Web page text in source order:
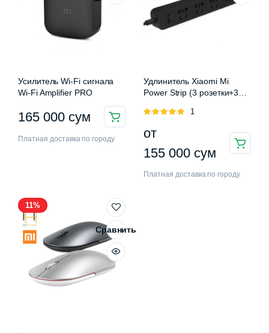
Усилитель Wi-Fi сигнала
Wi-Fi Amplifier PRO
165 000 сум
Платная доставка по городу
Удлинитель Xiaomi Mi
Power Strip (3 розетки+3
Оценка
1
от
155 000 сум
Этот
имеет
Платная доставка по городу
11%
Сравнить